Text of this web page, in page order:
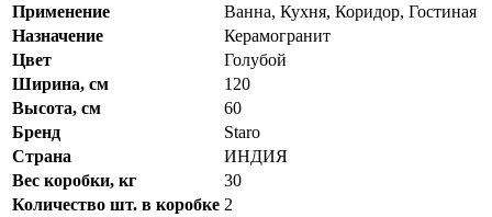
Применение
Ванна, Кухня, Коридор, Гостиная
Назначение
Керамогранит
Цвет
Голубой
Ширина, см
120
Высота, см
60
Бренд
Staro
Страна
ИНДИЯ
Вес коробки, кг
30
Количество шт. в коробке 2